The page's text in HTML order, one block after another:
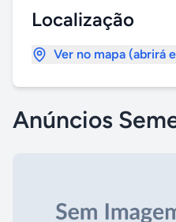
Localização
Ver no mapa (abrirá
Anúncios